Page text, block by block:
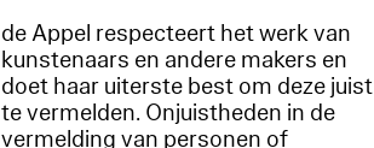
de Appel respecteert het werk van
kunstenaars en andere makers en
doet haar uiterste best om deze juist
te vermelden. Onjuistheden in de
vermelding van personen of